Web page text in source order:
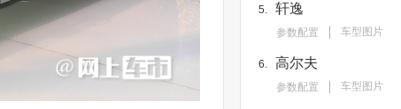
5. 轩逸
参数配置 车型图片
6. 高尔夫
参数配置 车型图片